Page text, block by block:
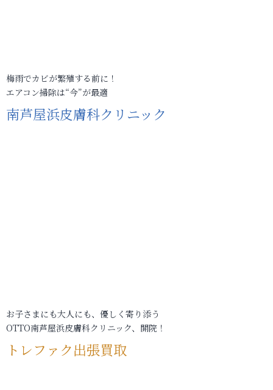
梅雨でカビが繁殖する前に！
エアコン掃除は“今”が最適
南芦屋浜皮膚科クリニック
お子さまにも大人にも、優しく寄り添う
OTTO南芦屋浜皮膚科クリニック、開院！
トレファク出張買取